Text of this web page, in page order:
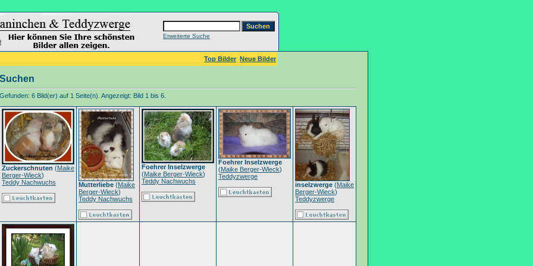
Erweiterte Suche
Top Bilder Neue Bilder
Suchen
Gefunden: 6 Bild(er) auf 1 Seite(n). Angezeigt: Bild 1 bis 6.
Zuckerschnuten (Maike
Berger-Wieck)
Teddy Nachwuchs
Mutterliebe (Maike
Berger-Wieck)
Teddy Nachwuchs
Foehrer Inselzwerge
(Maike Berger-Wieck)
Teddy Nachwuchs
Foehrer Inselzwerge
(Maike Berger-Wieck)
Teddyzwerge
inselzwerge (Maike
Berger-Wieck)
Teddyzwerge